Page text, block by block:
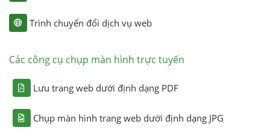
Trình chuyển đổi dịch vụ web
Các công cụ chụp màn hình trực tuyến
Lưu trang web dưới định dạng PDF
Chụp màn hình trang web dưới định dạng JPG